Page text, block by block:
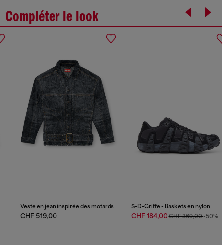
Compléter le look
Veste en jean inspirée des motards
CHF 519,00
S-D-Griffe - Baskets en nylon
CHF 184,00CHF 369,00-50%